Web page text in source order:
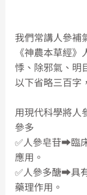
我們常講人參補
《神農本草經
悸、除邪氣、明
以下省略三百字
用現代科學將人
參多
✅人參皂苷➡️臨
應用。
✅人參多醣➡️具
藥理作用。